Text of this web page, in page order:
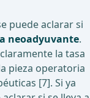
puede aclarar si
neoadyuvante.
la tasa
pieza operatoria
[7]. Si ya